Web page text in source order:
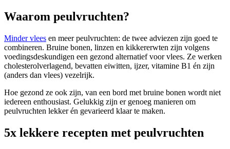
Waarom peulvruchten?
Minder vlees en meer peulvruchten: de twee adviezen zijn goed te
combineren. Bruine bonen, linzen en kikkererwten zijn volgens
voedingsdeskundigen een gezond alternatief voor vlees. Ze werken
cholesterolverlagend, bevatten eiwitten, ijzer, vitamine B1 én zijn
(anders dan vlees) vezelrijk.
Hoe gezond ze ook zijn, van een bord met bruine bonen wordt niet
iedereen enthousiast. Gelukkig zijn er genoeg manieren om
peulvruchten lekker én gevarieerd klaar te maken.
5x lekkere recepten met peulvruchten